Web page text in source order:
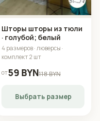
Шторы шторы из тюли
· голубой; белый
4 размеров · люверсы ·
комплект 2 шт
от59 BYN118 BYN
Выбрать размер